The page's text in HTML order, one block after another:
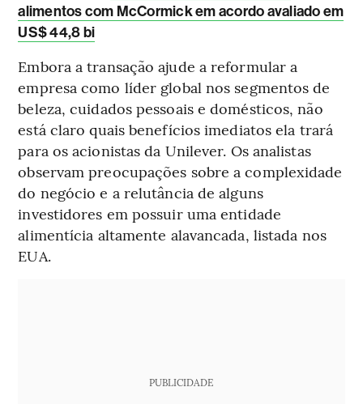
alimentos com McCormick em acordo avaliado em
US$ 44,8 bi
Embora a transação ajude a reformular a
empresa como líder global nos segmentos de
beleza, cuidados pessoais e domésticos, não
está claro quais benefícios imediatos ela trará
para os acionistas da Unilever. Os analistas
observam preocupações sobre a complexidade
do negócio e a relutância de alguns
investidores em possuir uma entidade
alimentícia altamente alavancada, listada nos
EUA.
PUBLICIDADE